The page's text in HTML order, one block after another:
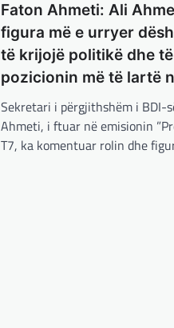
Faton Ahmeti: Ali
figura më e urryer
të krijojë politikë dhe
pozicionin më të lartë
Sekretari i përgjithshëm i BDI-
Ahmeti, i ftuar në emisionin
T7, ka komentuar rolin dhe